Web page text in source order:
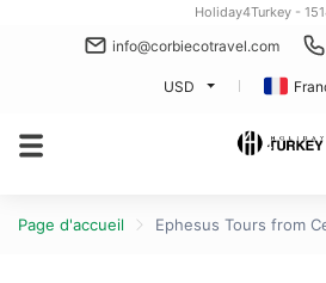
Holiday4Turkey -
info@corbiecotravel.com
USD
Page d'accueil Ephesus Tours from